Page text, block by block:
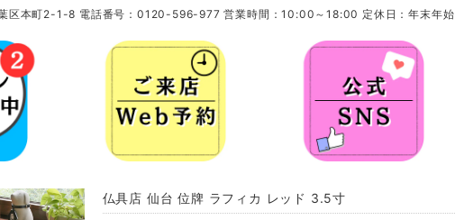
区本町2-1-8 電話番号：0120-596-977 営業時間：10:00～18:00 定休日：年末年始
仏具店 仙台 位牌 ラフィカ レッド 3.5寸